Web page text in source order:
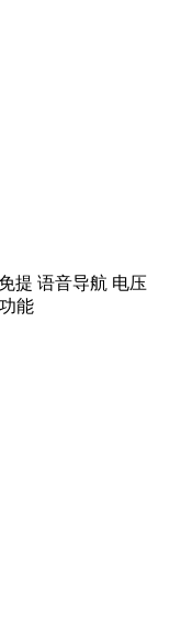
提 语音导航 电压
能